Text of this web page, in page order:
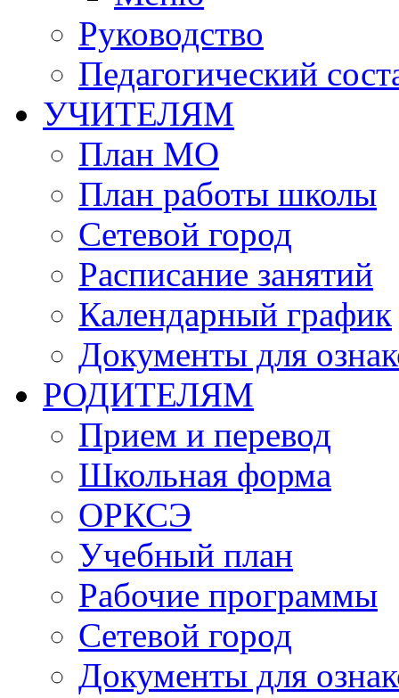
Руководство
Педагогический
УЧИТЕЛЯМ
План МО
План работы школы
Сетевой город
Расписание занятий
Календарный график
Документы для
РОДИТЕЛЯМ
Прием и перевод
Школьная форма
ОРКСЭ
Учебный план
Рабочие программы
Сетевой город
Документы для